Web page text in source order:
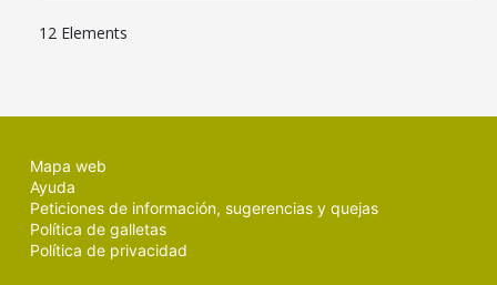
12 Elements
Mapa web
Ayuda
Peticiones de información, sugerencias y quejas
Política de galletas
Política de privacidad